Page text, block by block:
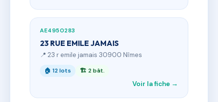
AE4950283
23 RUE EMILE JAMAIS
📍 23 r emile jamais 30900 Nîmes
🏠 12 lots 🏗 2 bât.
Voir la fiche →